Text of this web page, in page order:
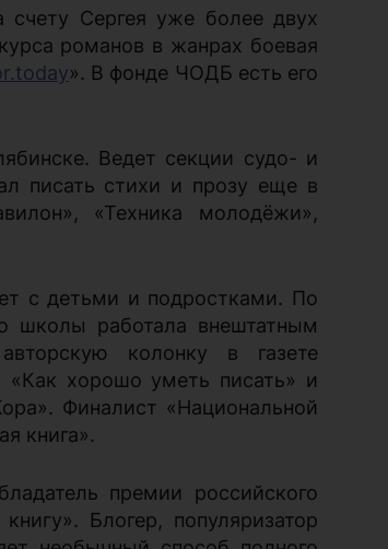
Сергея уже более двух
романов в жанрах боевая
». В фонде ЧОДБ есть его
Ведет секции судо- и
писать стихи и прозу еще в
«Техника молодёжи»,
с детьми и подростками. По
школы работала внештатным
колонку в газете
«Как хорошо уметь писать» и
Финалист «Национальной
книга».
премии российского
Блогер, популяризатор